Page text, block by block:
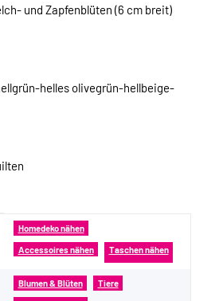
und Zapfenblüten (6 cm breit)
helles olivegrün-hellbeige-
Homedeko nähen
Accessoires nähen Taschen nähen
Blumen & Blüten Tiere